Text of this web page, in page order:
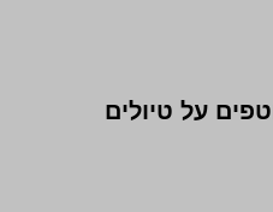
על טיולים